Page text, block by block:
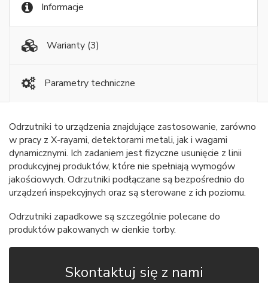
Informacje
Warianty (3)
Parametry techniczne
Odrzutniki to urządzenia znajdujące zastosowanie, zarówno
w pracy z X-rayami, detektorami metali, jak i wagami
dynamicznymi. Ich zadaniem jest fizyczne usunięcie z linii
produkcyjnej produktów, które nie spełniają wymogów
jakościowych. Odrzutniki podłączane są bezpośrednio do
urządzeń inspekcyjnych oraz są sterowane z ich poziomu.
Odrzutniki zapadkowe są szczególnie polecane do
produktów pakowanych w cienkie torby.
Skontaktuj się z nami